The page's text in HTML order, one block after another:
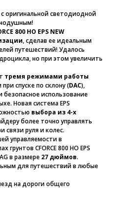
оригинальной светодиодной
800 HO EPS NEW
, сделав ее идеальным
путешествий! Удалось
но при этом увеличить
тремя режимами работы
спуске по склону (DAC),
использование
Новая система EPS
выбора из 4-х
более точно управлять
руля и колес.
управляемости в
CFORCE 800 HO EPS
в размере 27 дюймов.
для путешествий в любые
на дороги общего